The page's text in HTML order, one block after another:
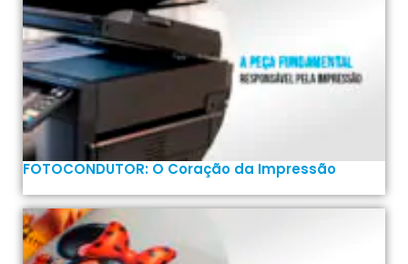
FOTOCONDUTOR: O Coração da Impressão